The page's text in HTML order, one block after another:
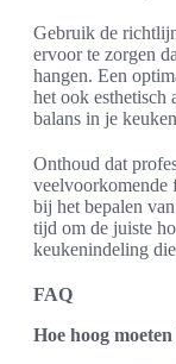
Gebruik de
ervoor te zorgen
hangen. Een
het ook esthetisch
balans in je
Onthoud dat
veelvoorkomende
bij het bepalen
tijd om de juiste
keukenindeling
FAQ
Hoe hoog